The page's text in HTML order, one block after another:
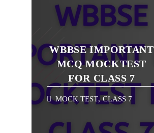
WBBSE IMPORTANT
MCQ MOCKTEST
FOR CLASS 7
MOCK TEST, CLASS 7